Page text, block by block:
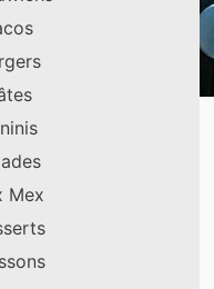
Mex